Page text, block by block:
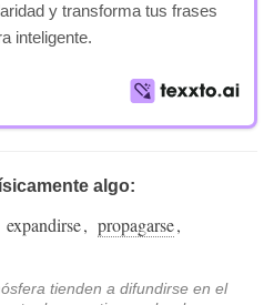
y transforma tus frases
inteligente.
algo:
expandirse, propagarse,
tienden a difundirse en el